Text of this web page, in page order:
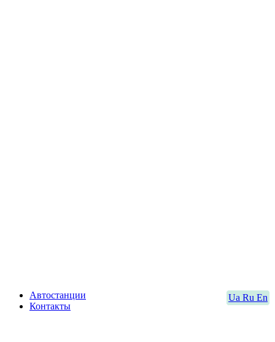
Ua Ru En
Автостанции
Контакты